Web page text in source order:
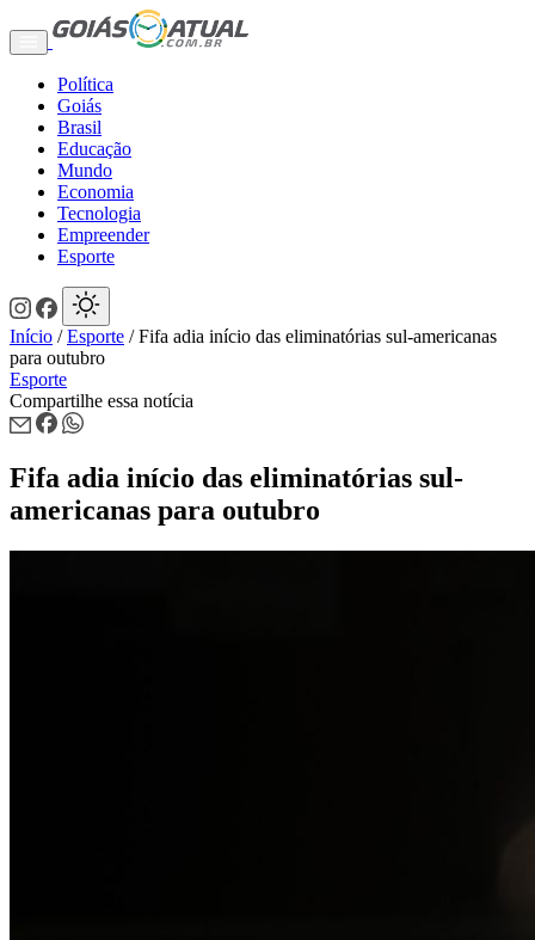
Política
Goiás
Brasil
Educação
Mundo
Economia
Tecnologia
Empreender
Esporte
Início / Esporte / Fifa adia início das eliminatórias sul-americanas
para outubro
Esporte
Compartilhe essa notícia
Fifa adia início das eliminatórias sul-
americanas para outubro